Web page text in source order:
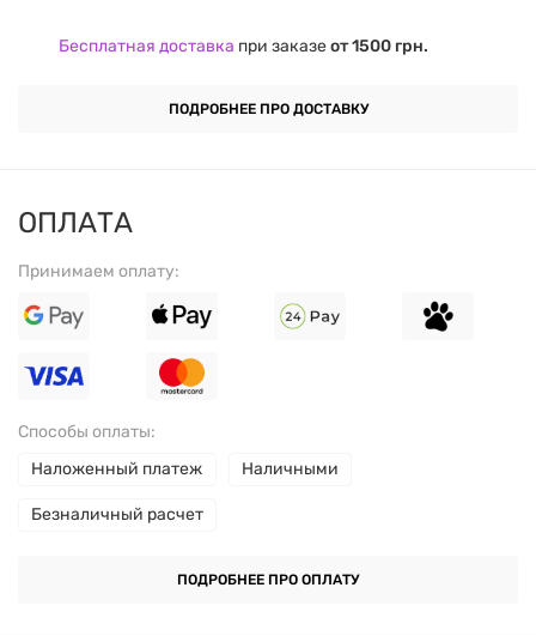
Бесплатная доставка при заказеот 1500 грн.
ПОДРОБНЕЕ ПРО ДОСТАВКУ
ОПЛАТА
Принимаем оплату:
Способы оплаты:
Наложенный платеж
Наличными
Безналичный расчет
ПОДРОБНЕЕ ПРО ОПЛАТУ